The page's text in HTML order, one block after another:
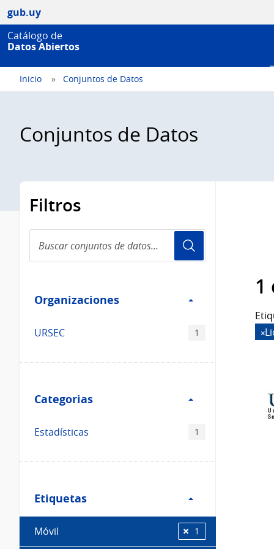
gub.uy
Catálogo de
Datos Abiertos
Inicio Conjuntos de Datos
Conjuntos de Datos
Filtros
conjuntos
de
Organizaciones
Organizaciones
URSEC 1
Categorias
Categorias
Estadísticas 1
Etiquetas
Etiquetas
Móvil 1
1